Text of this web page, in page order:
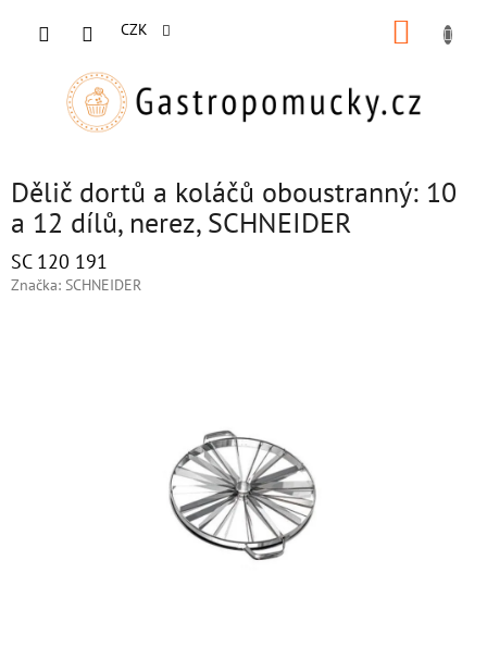
CZK
Dělič dortů a koláčů oboustranný: 10
a 12 dílů, nerez, SCHNEIDER
SC 120 191
Značka: SCHNEIDER